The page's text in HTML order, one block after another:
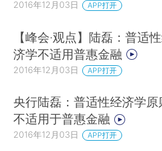
2016年12月03日 APP打开
【峰会·观点】陆磊：普适
济学不适用普惠金融
2016年12月03日 APP打开
央行陆磊：普适性经济学原
不适用于普惠金融
2016年12月03日 APP打开